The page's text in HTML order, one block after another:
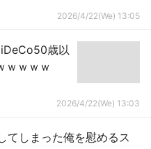
2026/4/22(We) 13:05
iDeCo50歳以
ｗｗｗｗ
2026/4/22(We) 13:03
てしまった俺を慰めるス